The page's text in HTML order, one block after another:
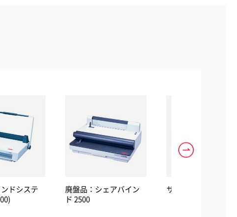
ドシステ
廃盤品：シェアバイン
ド 2500
サーマバインド500T